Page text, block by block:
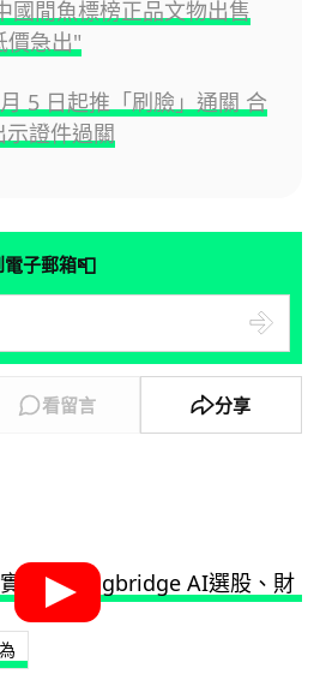
國閒魚標榜正品文物出售
價急出"
5 日起推「刷臉」通關 合
證件過關
子郵箱📮
看留言 分享